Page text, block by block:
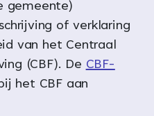
gemeente)
of verklaring
van het Centraal
(CBF). De CBF-
het CBF aan